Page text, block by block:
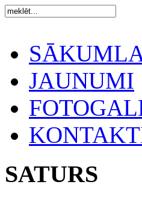
JAUNUMI
SATURS